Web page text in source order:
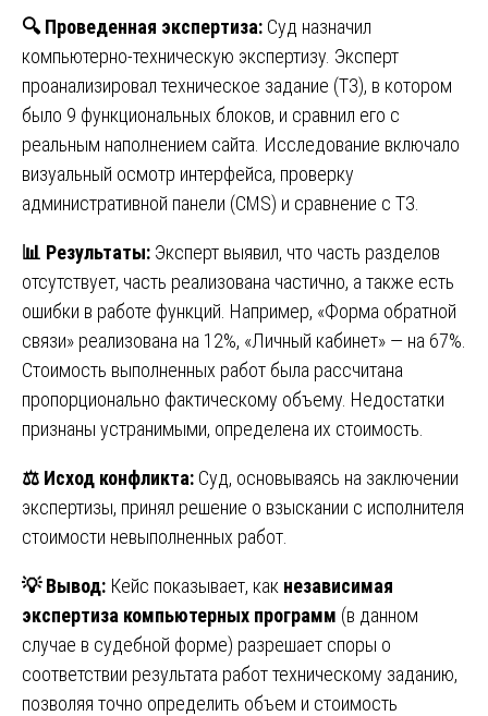
🔍Проведенная экспертиза: Суд назначил
компьютерно-техническую экспертизу. Эксперт
проанализировал техническое задание (ТЗ), в котором
было 9 функциональных блоков, и сравнил его с
реальным наполнением сайта. Исследование включало
визуальный осмотр интерфейса, проверку
административной панели (CMS) и сравнение с ТЗ.
📊 Результаты: Эксперт выявил, что часть разделов
отсутствует, часть реализована частично, а также есть
ошибки в работе функций. Например, «Форма обратной
связи» реализована на 12%, «Личный кабинет» — на 67%.
Стоимость выполненных работ была рассчитана
пропорционально фактическому объему. Недостатки
признаны устранимыми, определена их стоимость.
⚖️ Исход конфликта: Суд, основываясь на заключении
экспертизы, принял решение о взыскании с исполнителя
стоимости невыполненных работ.
💡Вывод: Кейс показывает, как независимая
экспертиза компьютерных программ (в данном
случае в судебной форме) разрешает споры о
соответствии результата работ техническому заданию,
позволяя точно определить объем и стоимость